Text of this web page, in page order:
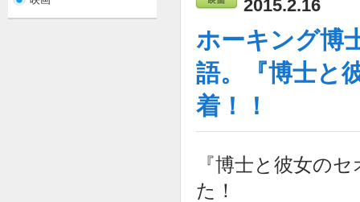
2015.2.16
ホーキング博
語。『博士と
着！！
『博士と彼女の
た！